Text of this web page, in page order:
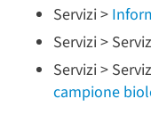
Servizi >
Servizi >
Servizi >
campione